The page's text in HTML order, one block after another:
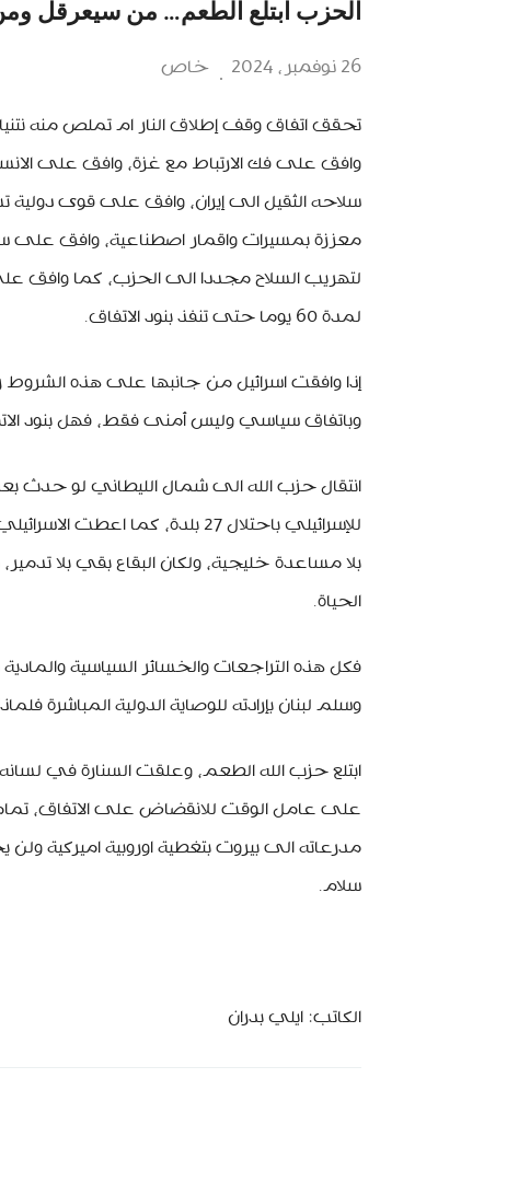
الحزب ابتلع الطعم… من سيعرقل
26 نوفمبر، 2024 خاص
تحقق اتفاق وقف إطلاق النار ام تملص منه
وافق على فك الارتباط مع غزة، وافق على
سلاحه الثقيل الى إيران، وافق على قوى دولية
معززة بمسيرات واقمار اصطناعية، وافق على
لمدة 60 يوما حتى تنفذ بنود الاتفاق.
إذا وافقت اسرائيل من جانبها على هذه الشروط
وباتفاق سياسي وليس أمنى فقط، فهل بنود
للإسرائيلي باحتلال 27 بلدة،
بلا مساعدة خليجية، ولكان البقاع بقي بلا
الحياة.
فكل هذه التراجعات والخسائر السياسية
وسلم لبنان بإرادته للوصاية الدولية المباشرة
ابتلع حزب الله الطعم، وعلقت السنارة في
على عامل الوقت للانقضاض على الاتفاق،
سلام.
الكاتب: ايلي بدران